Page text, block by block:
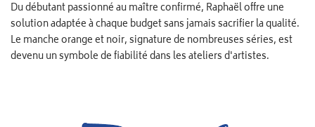
Du débutant passionné au maître confirmé, Raphaël offre une
solution adaptée à chaque budget sans jamais sacrifier la qualité.
Le manche orange et noir, signature de nombreuses séries, est
devenu un symbole de fiabilité dans les ateliers d'artistes.